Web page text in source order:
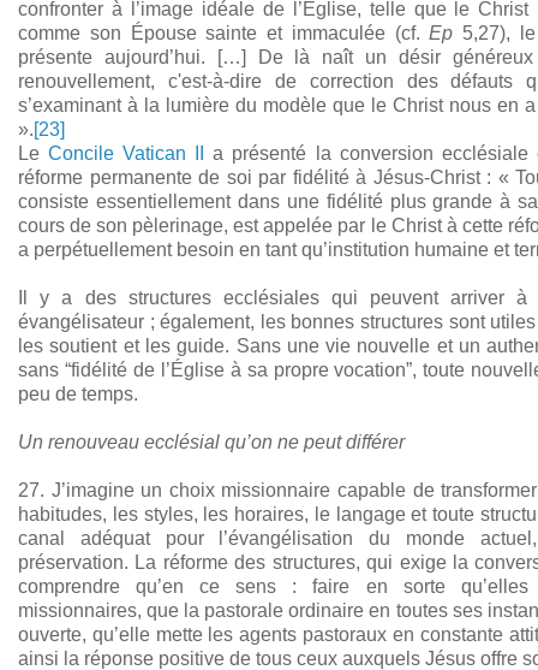
confronter à l’image idéale de l’Église, telle que le
comme son Épouse sainte et immaculée (cf.Ep 5,27),
présente aujourd’hui. […] De là naît un désir
renouvellement, c'est-à-dire de correction des défauts
s’examinant à la lumière du modèle que le Christ nous en
».[23]
LeConcile Vatican II
a présenté la conversion ecclésiale
réforme permanente de soi par fidélité à Jésus-Christ : «
consiste essentiellement dans une fidélité plus grande à
cours de son pèlerinage, est appelée par le Christ à cette
a perpétuellement besoin en tant qu’institution humaine et
Il y a des structures ecclésiales qui peuvent arriver à
évangélisateur ; également, les bonnes structures sont
les soutient et les guide. Sans une vie nouvelle et un
sans “fidélité de l’Église à sa propre vocation”, toute
peu de temps.
Un renouveau ecclésial qu’on ne peut différer
27. J’imagine un choix missionnaire capable de
habitudes, les styles, les horaires, le langage et toute
canal adéquat pour l’évangélisation du monde
préservation. La réforme des structures, qui exige la
comprendre qu’en ce sens : faire en sorte qu’elles
missionnaires, que la pastorale ordinaire en toutes ses
ouverte, qu’elle mette les agents pastoraux en constante
ainsi la réponse positive de tous ceux auxquels Jésus offre